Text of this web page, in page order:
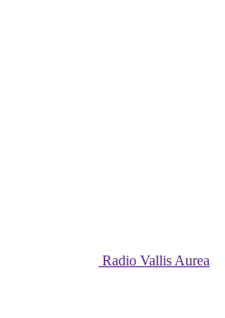
Radio Vallis Aurea